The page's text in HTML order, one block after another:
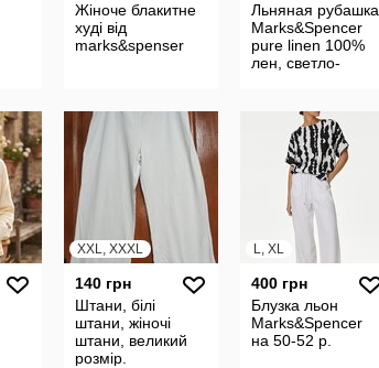
Жіноче блакитне
худі від
marks&spenser
Льняная рубашка
Marks&Spencer
pure linen 100%
лен, светло-
XXL, XXXL
140 грн
Штани, білі
штани, жіночі
штани, великий
розмір.
L, XL
400 грн
Блузка льон
Marks&Spencer
на 50-52 р.